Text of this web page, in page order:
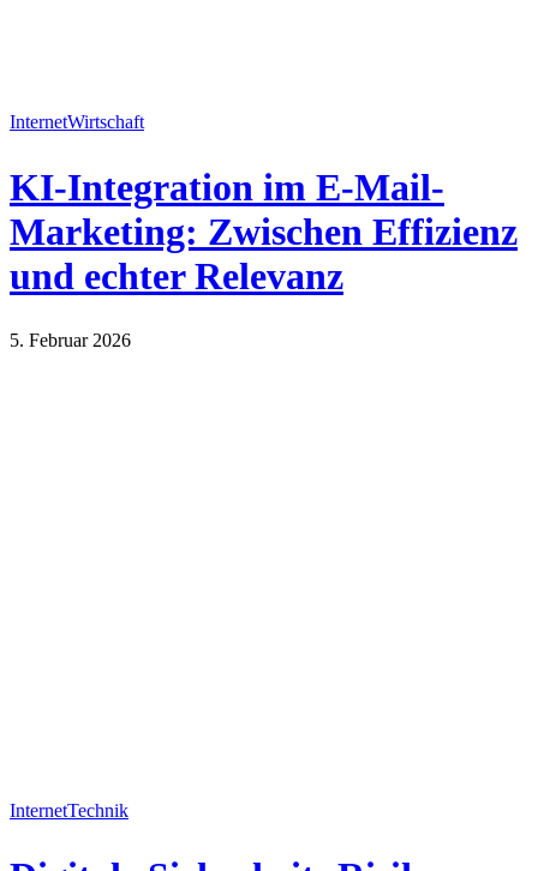
InternetWirtschaft
KI-Integration im E-Mail-
Marketing: Zwischen Effizienz
und echter Relevanz
5. Februar 2026
InternetTechnik